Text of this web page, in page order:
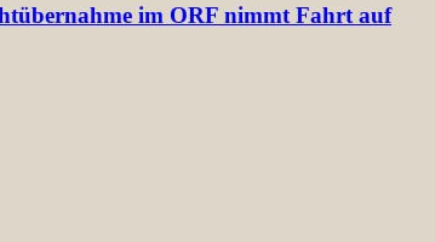
im ORF nimmt Fahrt auf